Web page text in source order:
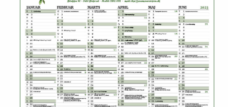
Salg af virksomhed
Din Revisor Informerer
Links til råd og viden
Nyt fra Din Revisor
Vigtige datoer